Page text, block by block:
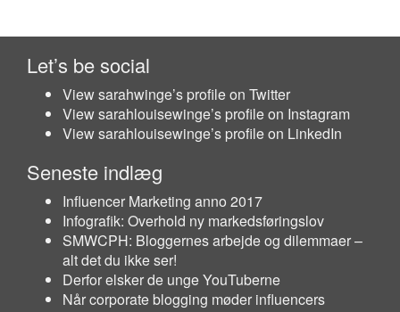
Let’s be social
View sarahwinge’s profile on Twitter
View sarahlouisewinge’s profile on Instagram
View sarahlouisewinge’s profile on LinkedIn
Seneste indlæg
Influencer Marketing anno 2017
Infografik: Overhold ny markedsføringslov
SMWCPH: Bloggernes arbejde og dilemmaer –
alt det du ikke ser!
Derfor elsker de unge YouTuberne
Når corporate blogging møder influencers